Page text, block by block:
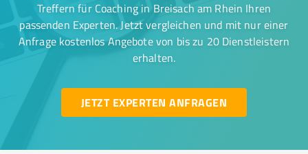
Treffern für Coaching in Breisach am Rhein Ihren
passenden Experten. Jetzt vergleichen und mit nur einer
Anfrage kostenlos Angebote von bis zu 20 Dienstleistern
erhalten.
JETZT EXPERTEN ANFRAGEN